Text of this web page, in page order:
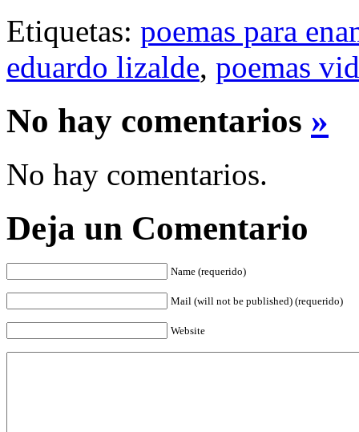
Etiquetas: poemas para
eduardo lizalde, poemas
No hay comentarios »
No hay comentarios.
Deja un Comentario
Name (requerido)
Mail (will not be published) (requerido)
Website